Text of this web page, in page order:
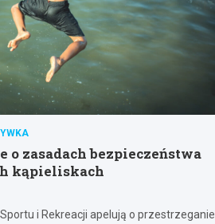
o zasadach bezpieczeństwa
kąpieliskach
i Rekreacji apelują o przestrzeganie